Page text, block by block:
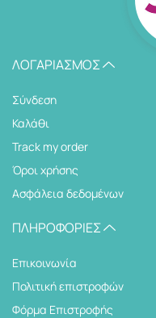
ΛΟΓΑΡΙΑΣΜΌΣ
Σύνδεση
Καλάθι
Track my order
Όροι χρήσης
Ασφάλεια δεδομένων
ΠΛΗΡΟΦΟΡΊΕΣ
Επικοινωνία
Πολιτική επιστροφών
Φόρμα Επιστροφής